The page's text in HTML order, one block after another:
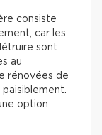
consiste
car les
sont
au
rénovées de
option